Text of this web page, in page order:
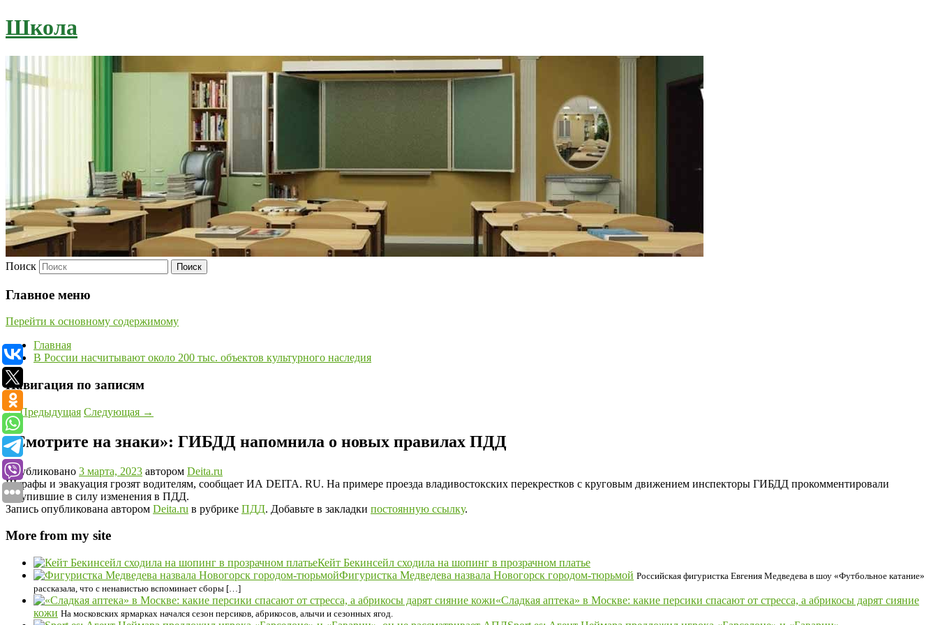
Школа
Поиск
Главное меню
Перейти к основному содержимому
Главная
В России насчитывают около 200 тыс. объектов культурного наследия
Навигация по записям
←Предыдущая Следующая →
«Смотрите на знаки»: ГИБДД напомнила о новых правилах ПДД
Опубликовано 3 марта, 2023 автором Deita.ru
Штрафы и эвакуация грозят водителям, сообщает ИА DEITA. RU. На примере проезда владивостокских перекрестков с круговым движением инспекторы ГИБДД прокомментировали
вступившие в силу изменения в ПДД.
Запись опубликована автором Deita.ru в рубрике ПДД. Добавьте в закладки постоянную ссылку.
More from my site
Кейт Бекинсейл сходила на шопинг в прозрачном платье
Фигуристка Медведева назвала Новогорск городом-тюрьмой Российская фигуристка Евгения Медведева в шоу «Футбольное катание»
рассказала, что с ненавистью вспоминает сборы […]
«Сладкая аптека» в Москве: какие персики спасают от стресса, а абрикосы дарят сияние
кожи На московских ярмарках начался сезон персиков, абрикосов, алычи и сезонных ягод.